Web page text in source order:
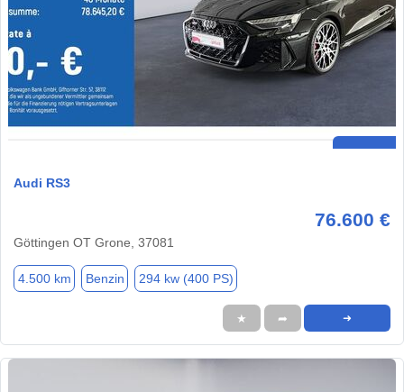
Audi RS3
76.600 €
Göttingen OT Grone, 37081
4.500 km Benzin 294 kw (400 PS)
★ ➦ ➜